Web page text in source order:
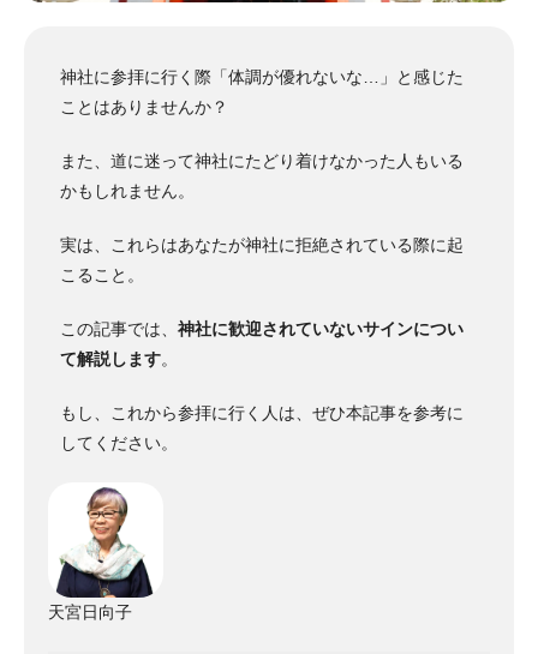
神社に参拝に行く際「体調が優れないな…」と感じた
ことはありませんか？
また、道に迷って神社にたどり着けなかった人もいる
かもしれません。
実は、これらはあなたが神社に拒絶されている際に起
こること。
この記事では、 神社に歓迎されていないサインについ
て解説します。
もし、これから参拝に行く人は、ぜひ本記事を参考に
してください。
天宮日向子